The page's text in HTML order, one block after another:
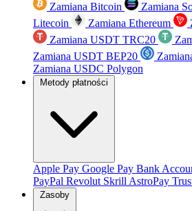
Zamiana Bitcoin Zamiana
Litecoin
Zamiana Ethereum
Zamiana USDT TRC20
Zamiana USDT BEP20
Zamiana USDC Polygon
Metody płatności
Apple Pay Google Pay Bank
PayPal Revolut Skrill AstroPay
Zasoby